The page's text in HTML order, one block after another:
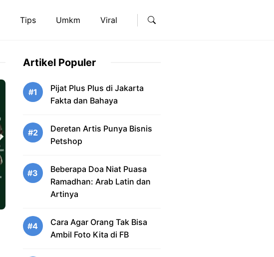
Tips Umkm Viral
Artikel Populer
#1
Pijat Plus Plus di Jakarta
Fakta dan Bahaya
#2
Deretan Artis Punya Bisnis
Petshop
#3
Beberapa Doa Niat Puasa
Ramadhan: Arab Latin dan
Artinya
#4
Cara Agar Orang Tak Bisa
Ambil Foto Kita di FB